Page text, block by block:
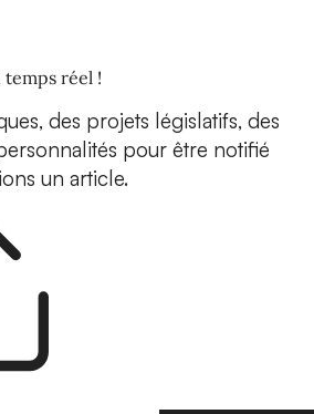
temps réel !
des projets législatifs, des
pour être notifié
un article.